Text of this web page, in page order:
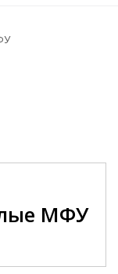
МФУ